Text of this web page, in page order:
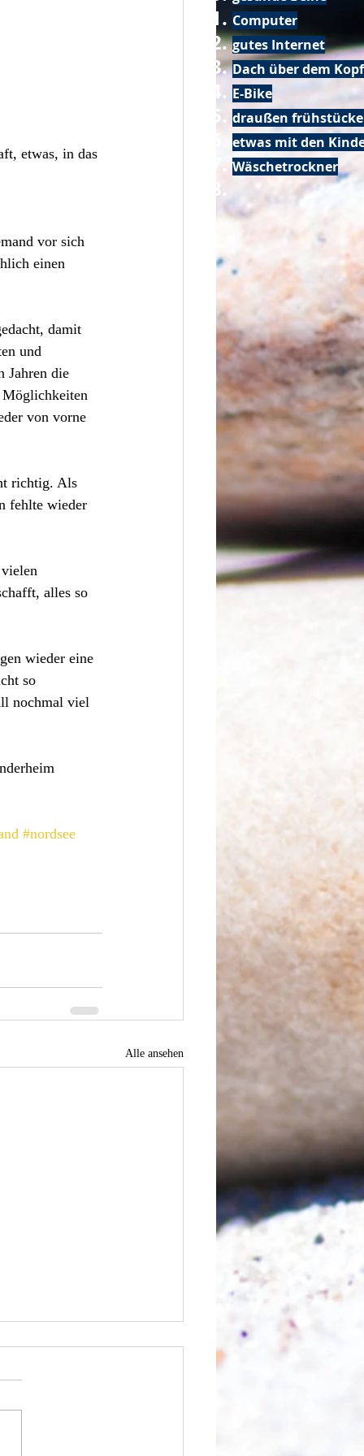
etwas, in das
vor sich
einen
damit
und
Jahren die
Möglichkeiten
von vorne
richtig. Als
fehlte wieder
alles so
wieder eine
so
nochmal viel
#nordsee
Alle ansehen
Computer
gutes Internet
Dach über dem Kopf
E-Bike
draußen
etwas mit den
Wäschetrockner